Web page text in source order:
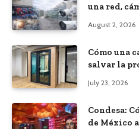
una red,
August 2, 2026
Cómo una
salvar la
July 23, 2026
Condesa:
de México